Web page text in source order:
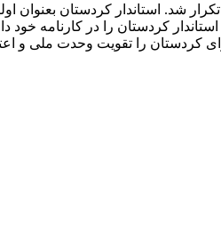
ریاست جمهوری و رییس جمهور شدن مسعود پزشکیان مطالبات برای تغییر استاندار کردستان بالا گرفت و تاریخ ۷۶ دوباره تکرار شد.
کردستان را در کارنامه خود
کردستان را تقویت وحدت ملی و